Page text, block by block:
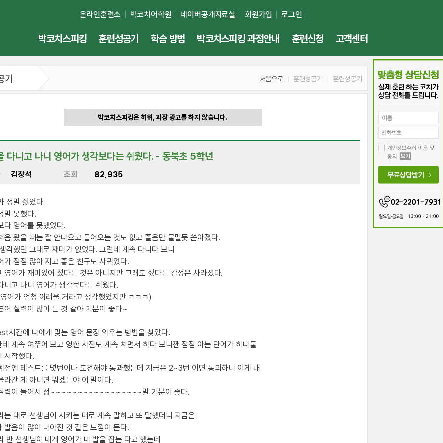
온라인훈련소 박코치어학원 네이버공개자료실 회원가입 로그인
박코치스피킹 훈련성공기 학습 방법 박코치스피킹 과정안내 훈련신청 고객센터
처음으로 훈련성공기 훈련성공기
기
박코치스피킹은 허위, 과장 광고를 하지 않습니다.
다니고 나니 영어가 생각보다는 쉬웠다. - 동북초 5학년
김창석 조회 82,935
정말 싫었다.
말 못했다.
다 영어를 못했었다.
음 왔을 때는 잘 안나오고 들어오는 것도 없고 졸음만 물밀듯 쏟아졌다.
각했던 그대로 재미가 없었다. 그런데 계속 다니다 보니
가 점점 많아 지고 좋은 친구도 사귀었다.
영어가 재미있어 졌다는 것은 아니지만 그래도 싫다는 감정은 사라졌다.
니고 나니 영어가 생각보다는 쉬웠다.
어가 엄청 어려울 거라고 생각했었지만 ㅋㅋㅋ)
어 실력이 많이 는 것 같아 기분이 좋다~
시간에 나에게 맞는 영어 문장 외우는 방법을 찾았다.
테 계속 여쭈어 보고 영한 사전도 계속 치면서 하다 보니깐 점점 아는 단어가 하나둘
시작했다.
전엔 테스트를 몇번이나 도전해야 통과했는데 지금은 2~3번 이면 통과하니 이게 내
라간 게 아니면 뭐겠는야 이 말이다.
력이 늘어서 정~~~~~~~~~~~~~~~~~말 기분이 좋다.
는 대로 선생님이 시키는 대로 계속 말하고 또 말했더니 지금은
발음이 많이 나아진 것 같은 느낌이 든다.
반 선생님이 내게 영어가 내 발을 잡는 다고 했는데